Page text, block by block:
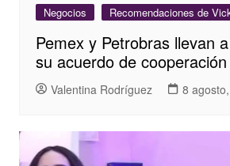
Negocios Recomendaciones de
Pemex y Petrobras llevan
su acuerdo de
Valentina Rodríguez 8